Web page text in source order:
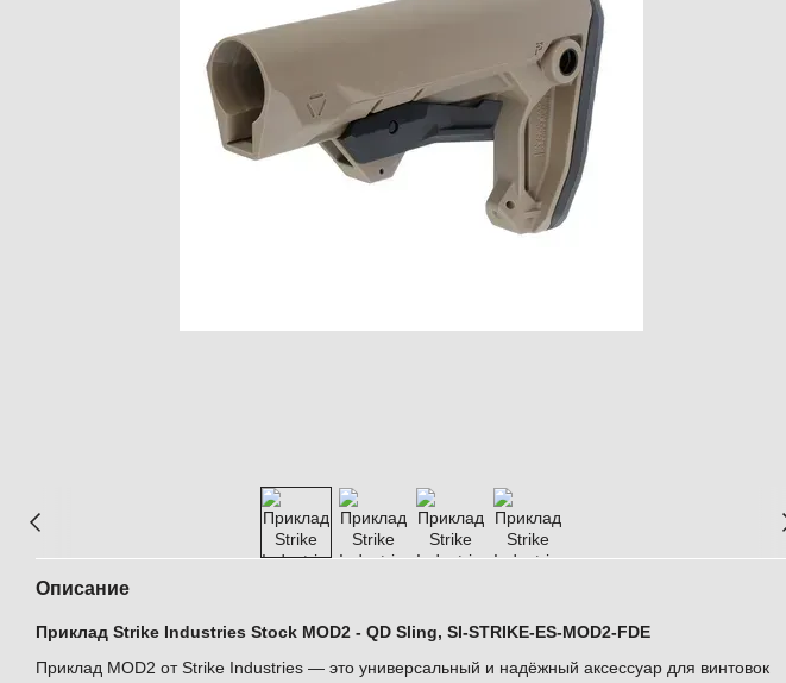
Описание
Приклад Strike Industries Stock MOD2 - QD Sling, SI-STRIKE-ES-MOD2-FDE
Приклад MOD2 от Strike Industries — это универсальный и надёжный аксессуар для винтовок